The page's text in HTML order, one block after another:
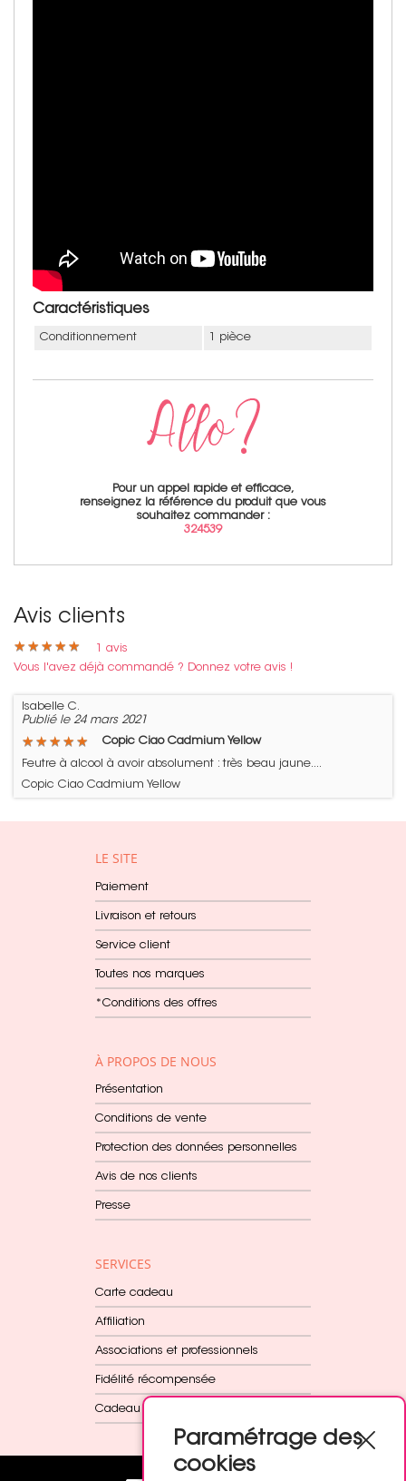
Caractéristiques
Conditionnement 1 pièce
Pour un appel rapide et efficace,
renseignez la référence du produit que vous
souhaitez commander :
324539
Avis clients
★ ★ ★ ★ ★
★ ★ ★ ★ ★
avis
Vous l'avez déjà commandé ? Donnez votre avis !
Isabelle C.
Publié le 24 mars 2021
★ ★ ★ ★ ★
★ ★ ★ ★ ★ Copic Ciao Cadmium Yellow
Feutre à alcool à avoir absolument : très beau jaune....
Copic Ciao Cadmium Yellow
LE SITE
Paiement
Livraison et retours
Service client
Toutes nos marques
*Conditions des offres
À PROPOS DE NOUS
Présentation
Conditions de vente
Protection des données personnelles
Avis de nos clients
Presse
SERVICES
Carte cadeau
Affiliation
Associations et professionnels
Fidélité récompensée
Cadeau dès 60€
Paramétrage des
cookies